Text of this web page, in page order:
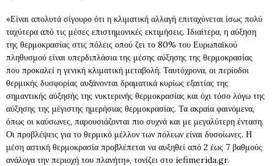
«Είναι απολυτά σίγουρο ότι η κλιματική αλλαγή επιταχύνεται ίσως πολύ
ταχύτερα από τις μέσες επιστημονικές εκτιμήσεις. Ιδιαίτερα, η αύξηση
της θερμοκρασίας στις πόλεις οπού ζει το 80% του Ευρωπαϊκού
πληθυσμού είναι υπερδιπλάσια της μέσης αύξησης της θερμοκρασίας
που προκαλεί η γενική κλιματική μεταβολή. Ταυτόχρονα, οι περίοδοι
θερμικής δυσφορίας αυξάνονται δραματικά κυρίως εξαιτίας της
σημαντικής αύξησής της νυκτερινής θερμοκρασίας και όχι τόσο λόγω της
αύξησης της μέγιστης ημερήσιας θερμοκρασίας. Τα ακραία φαινόμενα,
όπως οι καύσωνες, παρουσιάζονται πιο συχνά και με μεγαλύτερη ένταση.
Οι προβλέψεις για το θερμικό μέλλον των πόλεων είναι δυσοίωνες. Η
μέση αστική θερμοκρασία προβλέπεται να αυξηθεί από 2 έως 7 βαθμούς
ανάλογα την περιοχή του πλανήτη», τονίζει στο iefimerida.gr.